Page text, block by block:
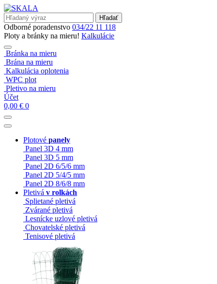
Hľadať
Odborné poradenstvo 034/22 11 118
Ploty a bránky na mieru! Kalkulácie
Bránka na mieru
Brána na mieru
Kalkulácia oplotenia
WPC plot
Pletivo na mieru
Účet
0,00 € 0
Plotové panely
Panel 3D 4 mm
Panel 3D 5 mm
Panel 2D 6/5/6 mm
Panel 2D 5/4/5 mm
Panel 2D 8/6/8 mm
Pletivá v rolkách
Splietané pletivá
Zvárané pletivá
Lesnícke uzlové pletivá
Chovatelské pletivá
Tenisové pletivá